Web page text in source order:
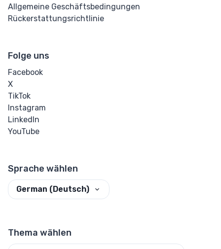
HTML Minifier
HTML-Editor
CSS-Beautifier
Generierte Buttons
Allgemeine Geschäftsbedingungen
Rückerstattungsrichtlinie
Folge uns
Facebook
X
TikTok
Instagram
LinkedIn
YouTube
Sprache wählen
German (Deutsch)
Thema wählen